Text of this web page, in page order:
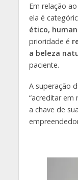
Em relação
ela é
ético,
prioridade é
a beleza
paciente.
A superação
“acreditar em
a chave de